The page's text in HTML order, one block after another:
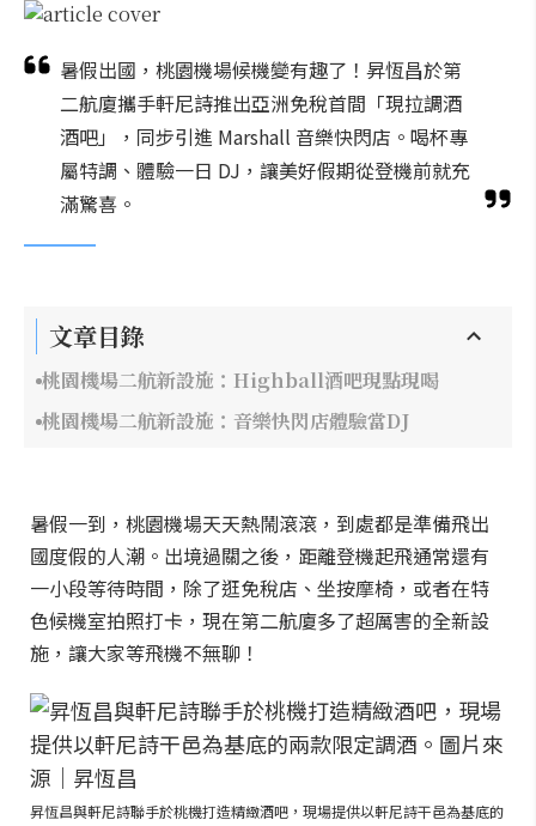
暑假出國，桃園機場候機變有趣了！昇恆昌於第
二航廈攜手軒尼詩推出亞洲免稅首間「現拉調酒
酒吧」，同步引進 Marshall 音樂快閃店。喝杯專
屬特調、體驗一日 DJ，讓美好假期從登機前就充
滿驚喜。
文章目錄
桃園機場二航新設施：Highball酒吧現點現喝
桃園機場二航新設施：音樂快閃店體驗當DJ
暑假一到，桃園機場天天熱鬧滾滾，到處都是準備飛出
國度假的人潮。出境過關之後，距離登機起飛通常還有
一小段等待時間，除了逛免稅店、坐按摩椅，或者在特
色候機室拍照打卡，現在第二航廈多了超厲害的全新設
施，讓大家等飛機不無聊！
昇恆昌與軒尼詩聯手於桃機打造精緻酒吧，現場提供以軒尼詩干邑為基底的